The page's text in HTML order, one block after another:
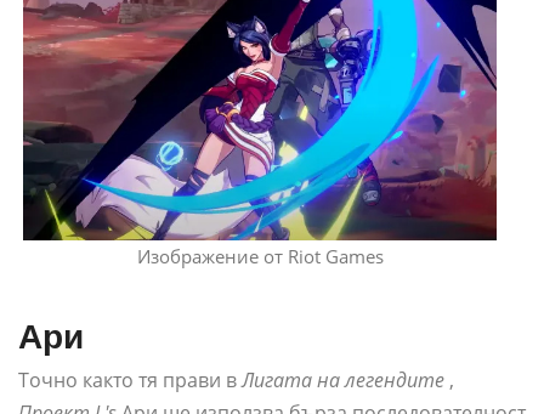
Изображение от Riot Games
Ари
Точно както тя прави вЛигата на легендите ,